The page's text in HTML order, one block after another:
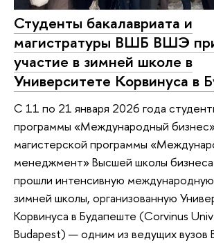
Студенты бакалавриата и
магистратуры ВШБ ВШЭ
участие в зимней школе в
Университете Корвинуса в
С 11 по 21 января 2026 года
программы «Международный
магистерской программы
менеджмент» Высшей школы
прошли интенсивную
зимней школы, организованную
Корвинуса в Будапеште (Corvinus
Budapest) — одним из ведущих вузов